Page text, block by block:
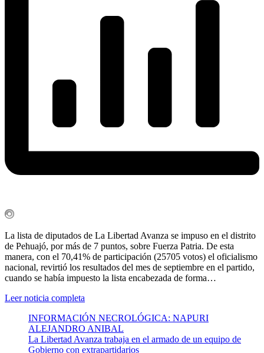
La lista de diputados de La Libertad Avanza se impuso en el distrito
de Pehuajó, por más de 7 puntos, sobre Fuerza Patria. De esta
manera, con el 70,41% de participación (25705 votos) el oficialismo
nacional, revirtió los resultados del mes de septiembre en el partido,
cuando se había impuesto la lista encabezada de forma…
Leer noticia completa
INFORMACIÓN NECROLÓGICA: NAPURI
ALEJANDRO ANIBAL
La Libertad Avanza trabaja en el armado de un equipo de
Gobierno con extrapartidarios